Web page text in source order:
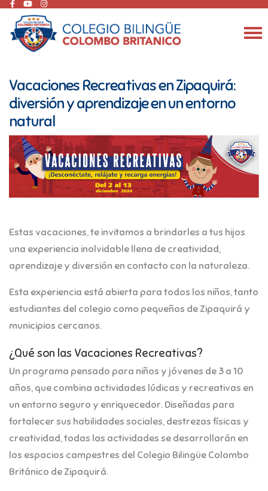
Vacaciones Recreativas en Zipaquirá:
diversión y aprendizaje en un entorno
natural
Estas vacaciones, te invitamos a brindarles a tus hijos
una experiencia inolvidable llena de creatividad,
aprendizaje y diversión en contacto con la naturaleza.
Esta experiencia está abierta para todos los niños, tanto
estudiantes del colegio como pequeños de Zipaquirá y
municipios cercanos.
¿Qué son las Vacaciones Recreativas?
Un programa pensado para niños y jóvenes de 3 a 10
años, que combina actividades lúdicas y recreativas en
un entorno seguro y enriquecedor. Diseñadas para
fortalecer sus habilidades sociales, destrezas físicas y
creatividad, todas las actividades se desarrollarán en
los espacios campestres del Colegio Bilingüe Colombo
Británico de Zipaquirá.